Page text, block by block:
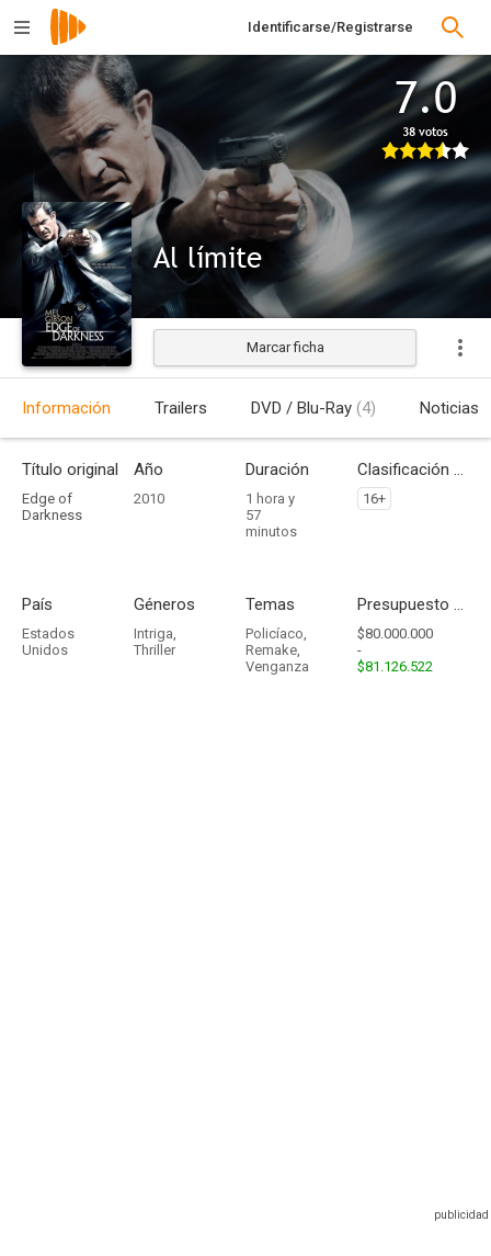
Identificarse/Registrarse
7.0
38 votos
Al límite
Estrenada
Marcar ficha
Información Trailers DVD / Blu-Ray (4) Noticias
Título original
Edge of
Darkness
Año
2010
Duración
1 hora y
57
minutos
Clasificación por edades
16+
País
Estados
Unidos
Géneros
Intriga,
Thriller
Temas
Policíaco,
Remake,
Venganza
Presupuesto - Ingresos
$80.000.000
-
$81.126.522